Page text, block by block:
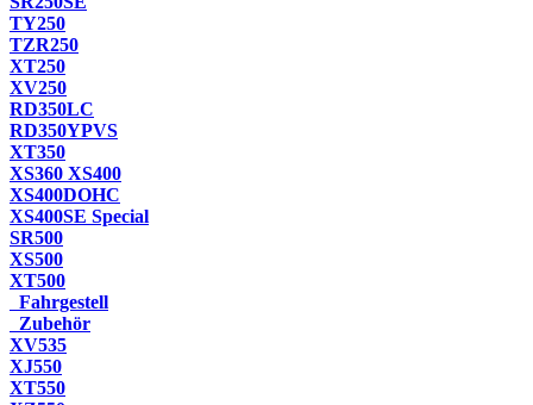
TY250
TZR250
XT250
XV250
RD350LC
RD350YPVS
XT350
XS360 XS400
XS400DOHC
XS400SE Special
SR500
XS500
XT500
Fahrgestell
Zubehör
XV535
XJ550
XT550